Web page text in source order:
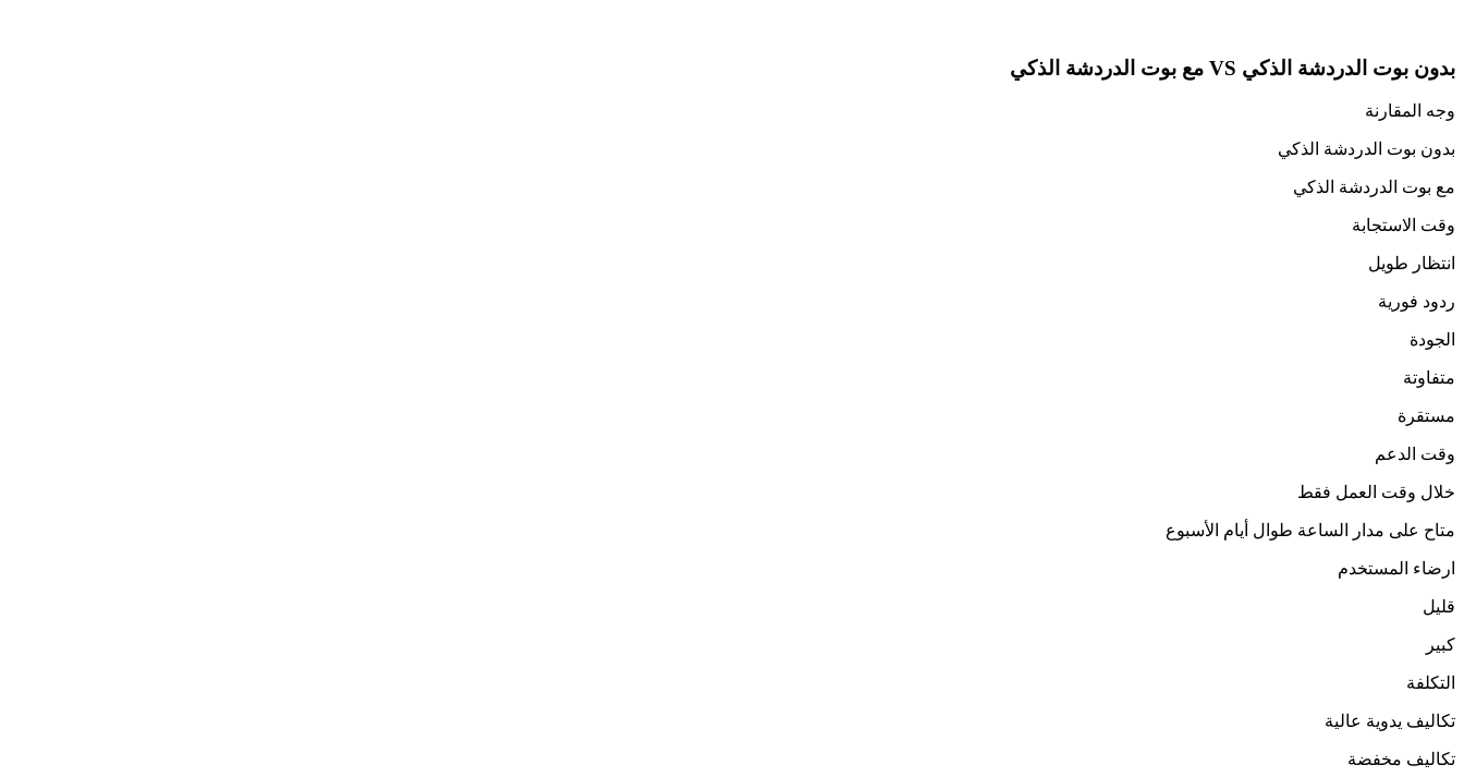
بدون بوت الدردشة الذكي بوت الدردشة الذكي
وجه المقارنة
بدون بوت الدردشة الذكي
مع بوت الدردشة الذكي
وقت الاستجابة
انتظار طويل
ردود فورية
الجودة
متفاوتة
مستقرة
وقت الدعم
خلال وقت العمل فقط
متاح على مدار الساعة طوال أيام الأسبوع
ارضاء المستخدم
قليل
كبير
التكلفة
تكاليف يدوية عالية
تكاليف مخفضة